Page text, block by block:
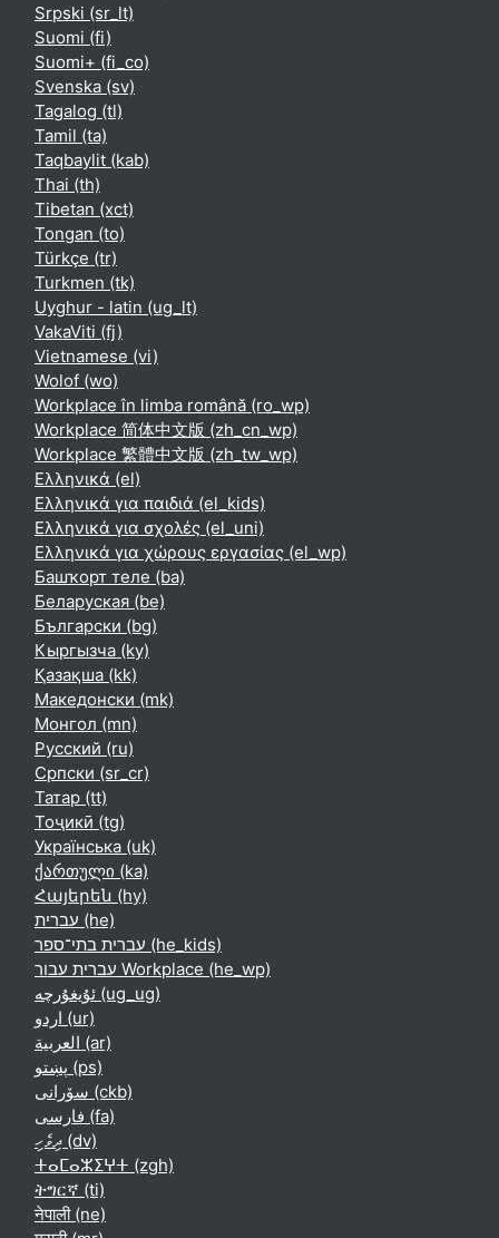
Srpski ‎(sr_lt)‎
Suomi ‎(fi)‎
Suomi+ ‎(fi_co)‎
Svenska ‎(sv)‎
Tagalog ‎(tl)‎
Tamil ‎(ta)‎
Taqbaylit ‎(kab)‎
Thai ‎(th)‎
Tibetan ‎(xct)‎
Tongan ‎(to)‎
Türkçe ‎(tr)‎
Turkmen ‎(tk)‎
Uyghur - latin ‎(ug_lt)‎
VakaViti ‎(fj)‎
Vietnamese ‎(vi)‎
Wolof ‎(wo)‎
Workplace în limba română ‎(ro_wp)‎
Workplace 简体中文版 ‎(zh_cn_wp)‎
Workplace 繁體中文版 ‎(zh_tw_wp)‎
Ελληνικά ‎(el)‎
Ελληνικά για παιδιά ‎(el_kids)‎
Ελληνικά για σχολές ‎(el_uni)‎
Ελληνικά για χώρους εργασίας ‎(el_wp)‎
Башҡорт теле ‎(ba)‎
Беларуская ‎(be)‎
Български ‎(bg)‎
Кыргызча ‎(ky)‎
Қазақша ‎(kk)‎
Македонски ‎(mk)‎
Монгол ‎(mn)‎
Русский ‎(ru)‎
Српски ‎(sr_cr)‎
Татар ‎(tt)‎
Тоҷикӣ ‎(tg)‎
Українська ‎(uk)‎
ქართული ‎(ka)‎
Հայերեն ‎(hy)‎
עברית ‎(he)‎
עברית בתי־ספר ‎(he_kids)‎
עברית עבור Workplace ‎(he_wp)‎
ئۇيغۇرچە ‎(ug_ug)‎
اردو ‎(ur)‎
العربية ‎(ar)‎
پښتو ‎(ps)‎
سۆرانی ‎(ckb)‎
فارسی ‎(fa)‎
ދިވެހި ‎(dv)‎
ⵜⴰⵎⴰⵣⵉⵖⵜ ‎(zgh)‎
ትግርኛ ‎(ti)‎
नेपाली ‎(ne)‎